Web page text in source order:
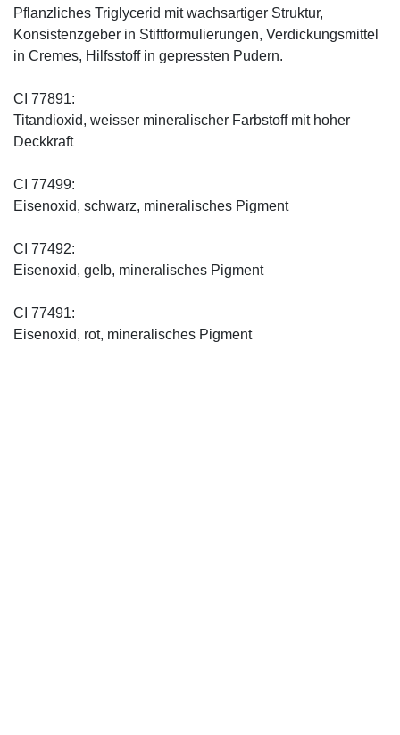
Pflanzliches Triglycerid mit wachsartiger Struktur,
Konsistenzgeber in Stiftformulierungen, Verdickungsmittel
in Cremes, Hilfsstoff in gepressten Pudern.
CI 77891:
Titandioxid, weisser mineralischer Farbstoff mit hoher
Deckkraft
CI 77499:
Eisenoxid, schwarz, mineralisches Pigment
CI 77492:
Eisenoxid, gelb, mineralisches Pigment
CI 77491:
Eisenoxid, rot, mineralisches Pigment